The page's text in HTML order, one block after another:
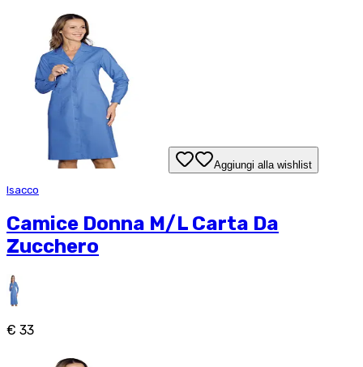
Aggiungi alla wishlist
Isacco
Camice Donna M/L Carta Da
Zucchero
€ 33